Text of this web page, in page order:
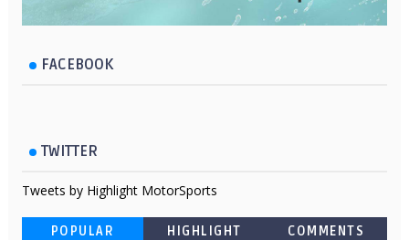
FACEBOOK
TWITTER
Tweets by Highlight MotorSports
POPULAR HIGHLIGHT COMMENTS